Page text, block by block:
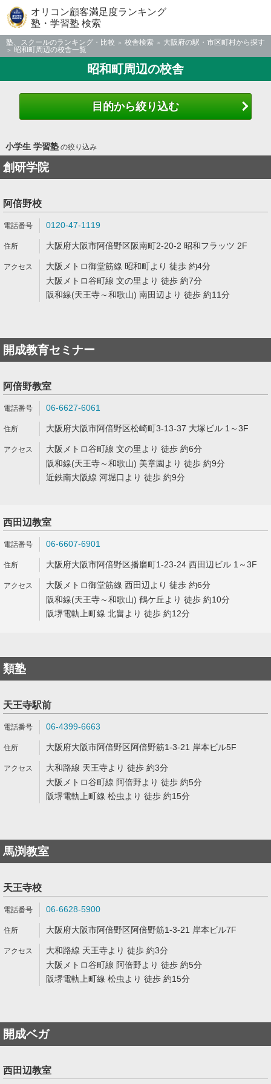
オリコン顧客満足度ランキング
塾・学習塾 検索
塾、スクールのランキング・比較 校舎検索
大阪府の駅・市区町村から探す
昭和町周辺の校舎一覧
昭和町周辺の校舎
目的から絞り込む
小学生 学習塾の絞り込み
創研学院
阿倍野校
0120-47-1119
大阪府大阪市阿倍野区阪南町2-20-2 昭和フラッツ 2F
大阪メトロ御堂筋線 昭和町より 徒歩 約4分
大阪メトロ谷町線 文の里より 徒歩 約7分
阪和線(天王寺～和歌山) 南田辺より 徒歩 約11分
開成教育セミナー
阿倍野教室
06-6627-6061
大阪府大阪市阿倍野区松崎町3-13-37 大塚ビル 1～3F
大阪メトロ谷町線 文の里より 徒歩 約6分
阪和線(天王寺～和歌山) 美章園より 徒歩 約9分
近鉄南大阪線 河堀口より 徒歩 約9分
西田辺教室
06-6607-6901
大阪府大阪市阿倍野区播磨町1-23-24 西田辺ビル 1～3F
大阪メトロ御堂筋線 西田辺より 徒歩 約6分
阪和線(天王寺～和歌山) 鶴ケ丘より 徒歩 約10分
阪堺電軌上町線 北畠より 徒歩 約12分
類塾
天王寺駅前
06-4399-6663
大阪府大阪市阿倍野区阿倍野筋1-3-21 岸本ビル5F
大和路線 天王寺より 徒歩 約3分
大阪メトロ谷町線 阿倍野より 徒歩 約5分
阪堺電軌上町線 松虫より 徒歩 約15分
馬渕教室
天王寺校
06-6628-5900
大阪府大阪市阿倍野区阿倍野筋1-3-21 岸本ビル7F
大和路線 天王寺より 徒歩 約3分
大阪メトロ谷町線 阿倍野より 徒歩 約5分
阪堺電軌上町線 松虫より 徒歩 約15分
開成ベガ
西田辺教室